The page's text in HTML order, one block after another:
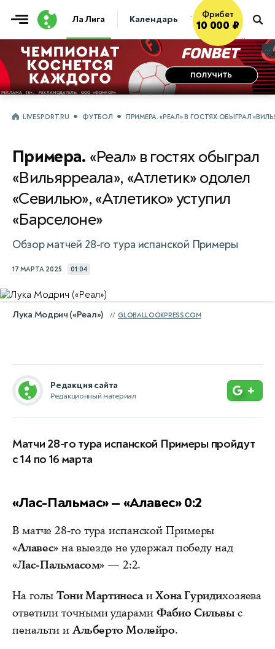
Ла Лига Календарь Таблица
Фрибет
10 000 ₽
...
...
LIVESPORT.RU ФУТБОЛ ПРИМЕРА. «РЕАЛ» В ГОСТЯХ ОБЫГРАЛ
Примера. «Реал» в гостях обыграл
«Вильярреала», «Атлетик» одолел
«Севилью», «Атлетико» уступил
«Барселоне»
Обзор матчей 28-го тура испанской Примеры
17 МАРТА 2025 01:04
Лука Модрич («Реал») GLOBALLOOKPRESS.COM
Редакция сайта
Редакционный материал +
Матчи 28-го тура испанской Примеры пройдут
с 14 по 16 марта
«Лас-Пальмас» — «Алавес» 0:2
В матче 28-го тура испанской Примеры
«Алавес»на выезде не удержал победу над
«Лас-Пальмасом» — 2:2.
На голыТони МартинесаиХона Гуридихозяева
ответили точными ударами Фабио Сильвыс
пенальти и Альберто Молейро.